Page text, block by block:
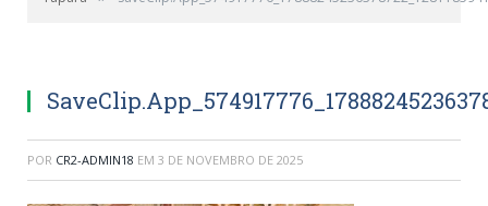
POR CR2-ADMIN18 EM 3 DE NOVEMBRO DE 2025